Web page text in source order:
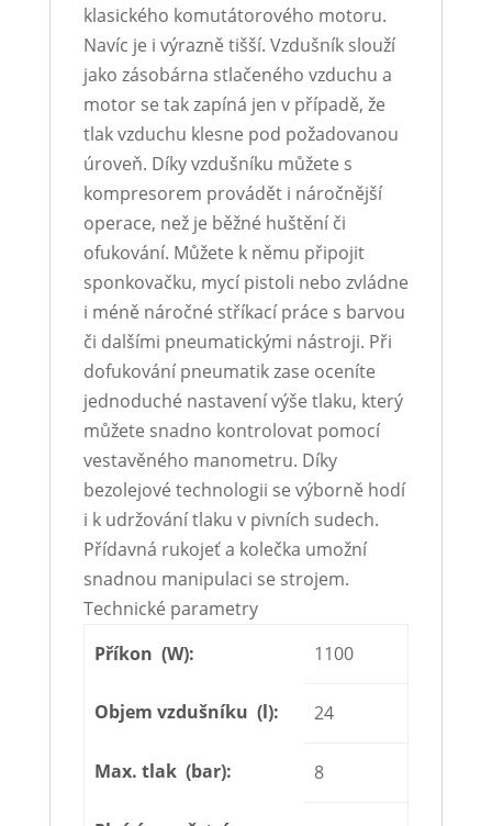
klasického komutátorového motoru.
Navíc je i výrazně tišší. Vzdušník slouží
jako zásobárna stlačeného vzduchu a
motor se tak zapíná jen v případě, že
tlak vzduchu klesne pod požadovanou
úroveň. Díky vzdušníku můžete s
kompresorem provádět i náročnější
operace, než je běžné huštění či
ofukování. Můžete k němu připojit
sponkovačku, mycí pistoli nebo zvládne
i méně náročné stříkací práce s barvou
či dalšími pneumatickými nástroji. Při
dofukování pneumatik zase oceníte
jednoduché nastavení výše tlaku, který
můžete snadno kontrolovat pomocí
vestavěného manometru. Díky
bezolejové technologii se výborně hodí
i k udržování tlaku v pivních sudech.
Přídavná rukojeť a kolečka umožní
snadnou manipulaci se strojem.
Technické parametry
Příkon (W):
1100
Objem vzdušníku (l): 24
Max. tlak (bar): 8